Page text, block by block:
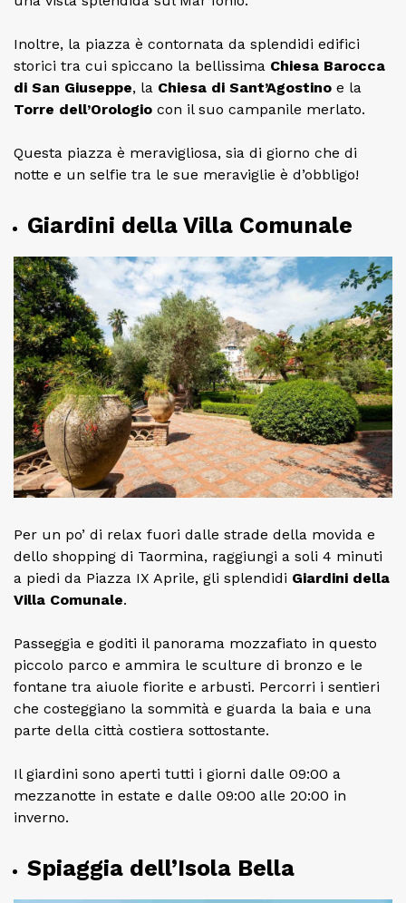
Inoltre, la piazza è contornata da splendidi edifici
storici tra cui spiccano la bellissima Chiesa Barocca
di San Giuseppe, la Chiesa di Sant’Agostino e la
Torre dell’Orologio con il suo campanile merlato.
Questa piazza è meravigliosa, sia di giorno che di
notte e un selfie tra le sue meraviglie è d’obbligo!
Giardini della Villa Comunale
Per un po’ di relax fuori dalle strade della movida e
dello shopping di Taormina, raggiungi a soli 4 minuti
a piedi da Piazza IX Aprile, gli splendidi Giardini della
Villa Comunale.
Passeggia e goditi il panorama mozzafiato in questo
piccolo parco e ammira le sculture di bronzo e le
fontane tra aiuole fiorite e arbusti. Percorri i sentieri
che costeggiano la sommità e guarda la baia e una
parte della città costiera sottostante.
Il giardini sono aperti tutti i giorni dalle 09:00 a
mezzanotte in estate e dalle 09:00 alle 20:00 in
inverno.
Spiaggia dell’Isola Bella